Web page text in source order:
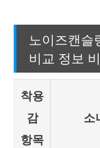
노이즈캔슬
비교 정보
착용
감
항목
소